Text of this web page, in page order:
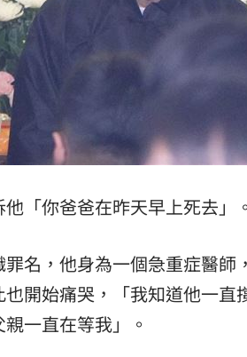
「你爸爸在昨天早上死去」
名，他身為一個急重症醫師
開始痛哭，「我知道他一直
一直在等我」。